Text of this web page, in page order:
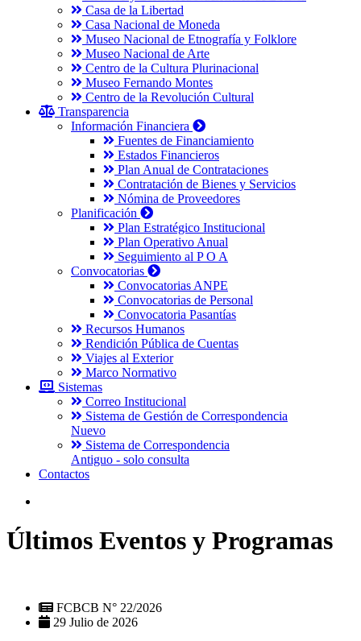
Casa de la Libertad
Casa Nacional de Moneda
Museo Nacional de Etnografía y Folklore
Museo Nacional de Arte
Centro de la Cultura Plurinacional
Museo Fernando Montes
Centro de la Revolución Cultural
Transparencia
Información Financiera
Fuentes de Financiamiento
Estados Financieros
Plan Anual de Contrataciones
Contratación de Bienes y Servicios
Nómina de Proveedores
Planificación
Plan Estratégico Institucional
Plan Operativo Anual
Seguimiento al P O A
Convocatorias
Convocatorias ANPE
Convocatorias de Personal
Convocatoria Pasantías
Recursos Humanos
Rendición Pública de Cuentas
Viajes al Exterior
Marco Normativo
Sistemas
Correo Institucional
Sistema de Gestión de Correspondencia
Nuevo
Sistema de Correspondencia
Antiguo - solo consulta
Contactos
Últimos Eventos y Programas
FCBCB N° 22/2026
29 Julio de 2026